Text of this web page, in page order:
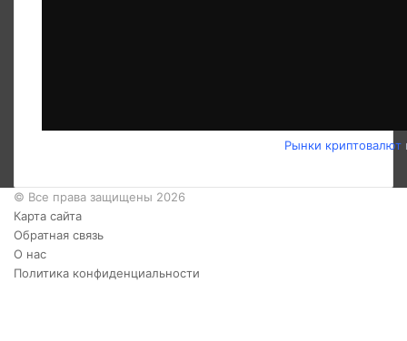
Рынки криптовалют
© Все права защищены 2026
Карта сайта
Обратная связь
О нас
Политика конфиденциальности